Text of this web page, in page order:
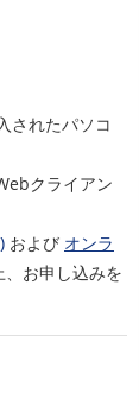
されたパソコ
クライアン
および オンラ
お申し込みを